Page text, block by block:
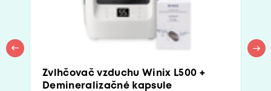
Zvlhčovač vzduchu Winix L500 +
Demineralizačné kapsule